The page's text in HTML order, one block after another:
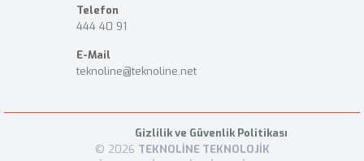
Telefon
444 40 91
E-Mail
teknoline@teknoline.net
Gizlilik ve Güvenlik Politikası
© 2026 TEKNOLİNE TEKNOLOJİK